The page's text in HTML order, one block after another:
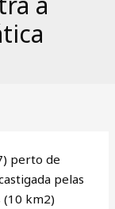
perto de
pelas
(10 km2)